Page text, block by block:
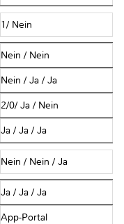
1/ Nein
Nein / Nein
Nein / Ja / Ja
2/0/ Ja / Nein
Ja / Ja / Ja
Nein / Nein / Ja
Ja / Ja / Ja
App-Portal